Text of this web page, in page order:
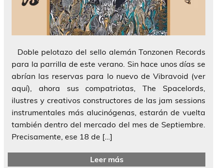
Doble pelotazo del sello alemán Tonzonen Records
para la parrilla de este verano. Sin hace unos días se
abrían las reservas para lo nuevo de Vibravoid (ver
aquí), ahora sus compatriotas, The Spacelords,
ilustres y creativos constructores de las jam sessions
instrumentales más alucinógenas, estarán de vuelta
también dentro del mercado del mes de Septiembre.
Precisamente, ese 18 de […]
Leer más